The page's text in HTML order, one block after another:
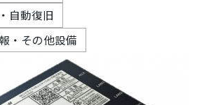
自動復旧
・その他設備